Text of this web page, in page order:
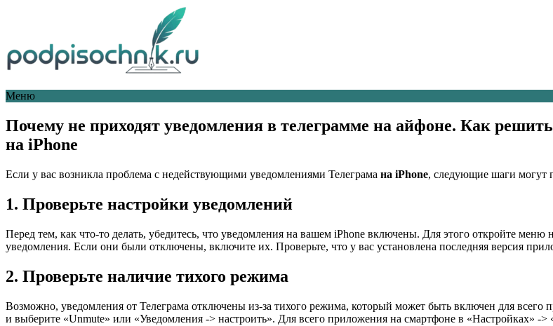
Меню
Почему не приходят уведомления в телеграмме на айфоне. Как
на iPhone
Если у вас возникла проблема с недействующими уведомлениями Телеграма на iPhone, следующие шаги могут
1. Проверьте настройки уведомлений
Перед тем, как что-то делать, убедитесь, что уведомления на вашем iPhone включены. Для этого откройте меню
уведомления. Если они были отключены, включите их. Проверьте, что у вас установлена последняя версия
2. Проверьте наличие тихого режима
Возможно, уведомления от Телеграма отключены из-за тихого режима, который может быть включен для
и выберите «Unmute» или «Уведомления -> настроить». Для всего приложения на смартфоне в «Настройках» -